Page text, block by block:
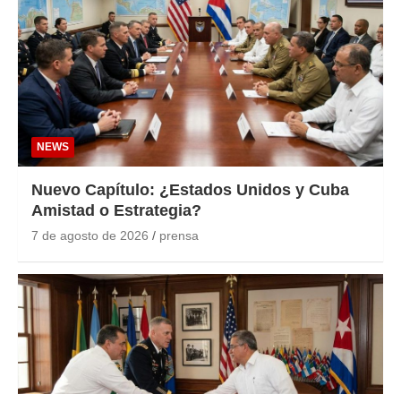
NEWS
Nuevo Capítulo: ¿Estados Unidos y Cuba
Amistad o Estrategia?
7 de agosto de 2026 prensa